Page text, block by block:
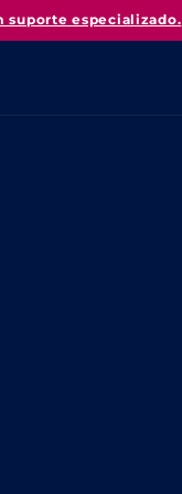
suporte especializado.